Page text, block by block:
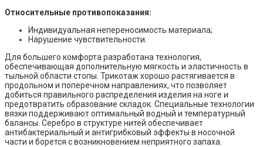
Относительные противопоказания:
Индивидуальная непереносимость материала;
Нарушение чувствительности.
Для большего комфорта разработана технология,
обеспечивающая дополнительную мягкость и эластичность в
тыльной области стопы. Трикотаж хорошо растягивается в
продольном и поперечном направлениях, что позволяет
добиться правильного распределения изделия на ноге и
предотвратить образование складок. Специальные технологии
вязки поддерживают оптимальный водный и температурный
балансы. Серебро в структуре нитей обеспечивает
антибактериальный и антигрибковый эффекты в носочной
части и борется с возникновением неприятного запаха.